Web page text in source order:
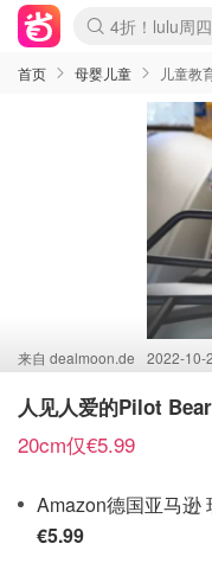
Boticinal 夏促
4折！lulu周
还没结束！
Joybuy变相
速领！
疑似霸哥！
Zalando 奥莱
Moncler反季
Coach
首页 母婴儿童 儿童教
来自 dealmoon.de 2022-10-
人见人爱的Pilot
20cm仅€5.99
Amazon德国亚马逊
€5.99